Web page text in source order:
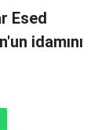
Esed
idamını